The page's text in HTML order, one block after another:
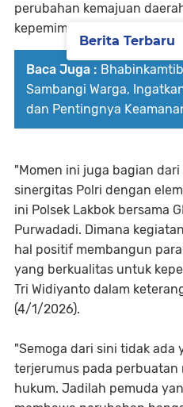
perubahan kemajuan
kepemimpinan yang positif.
Baca Juga :
Sambangi Warga,
dan Pentingnya
"Momen ini juga bagian
sinergitas Polri dengan
ini Polsek Lakbok bersama
Purwadadi. Dimana
hal positif membangun
yang berkualitas untuk
Tri Widiyanto dalam
(4/1/2026).
"Semoga dari sini tidak
terjerumus pada
hukum. Jadilah pemuda
Berita Terbaru